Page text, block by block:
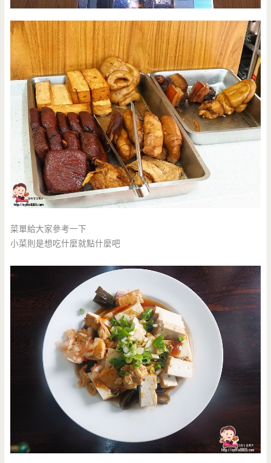
菜單給大家參考一下
小菜則是想吃什麼就點什麼吧